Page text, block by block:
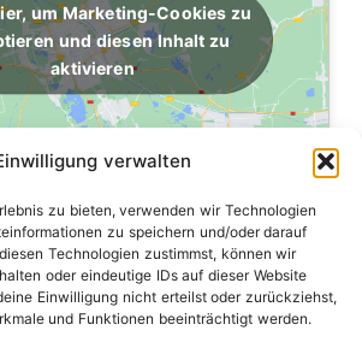
verwalten
zu bieten, verwenden wir Technologien
zu speichern und/oder darauf
Technologien zustimmst, können wir
oder eindeutige IDs auf dieser Website
Einwilligung nicht erteilst oder zurückziehst,
und Funktionen beeinträchtigt werden.
um Marketing-Cookies zu
und diesen Inhalt zu
aktivieren